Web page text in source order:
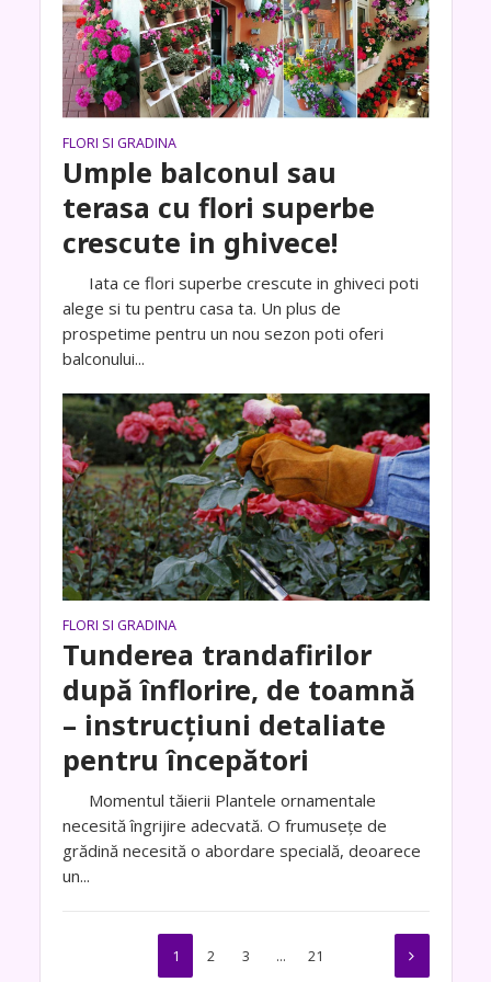
FLORI SI GRADINA
Umple balconul sau
terasa cu flori superbe
crescute in ghivece!
Iata ce flori superbe crescute in ghiveci poti
alege si tu pentru casa ta. Un plus de
prospetime pentru un nou sezon poti oferi
balconului...
FLORI SI GRADINA
Tunderea trandafirilor
după înflorire, de toamnă
– instrucțiuni detaliate
pentru începători
Momentul tăierii Plantele ornamentale
necesită îngrijire adecvată. O frumusețe de
grădină necesită o abordare specială, deoarece
un...
1 2 3 … 21